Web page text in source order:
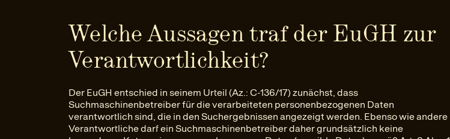
Welche Aussagen traf der EuGH zur
Verantwortlichkeit?
Der EuGH entschied in seinem Urteil (Az.: C-136/17) zunächst, dass
Suchmaschinenbetreiber für die verarbeiteten personenbezogenen Daten
verantwortlich sind, die in den Suchergebnissen angezeigt werden. Ebenso wie andere
Verantwortliche darf ein Suchmaschinenbetreiber daher grundsätzlich keine